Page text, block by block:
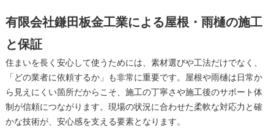
有限会社鎌田板金工業による屋根・雨樋の施工
と保証
住まいを長く安心して使うためには、素材選びや工法だけでなく、
「どの業者に依頼するか」も非常に重要です。屋根や雨樋は日常か
ら見えにくい箇所だからこそ、施工の丁寧さや施工後のサポート体
制が信頼につながります。現場の状況に合わせた柔軟な対応力と確
かな技術が、安心感を支える要素となります。